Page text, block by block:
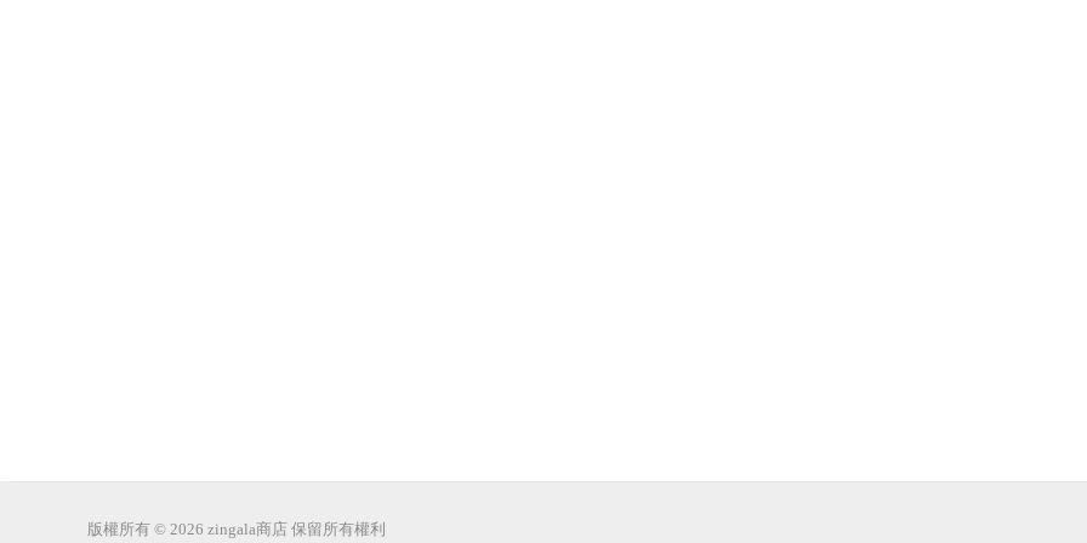
版權所有 © 2026 zingala商店 保留所有權利